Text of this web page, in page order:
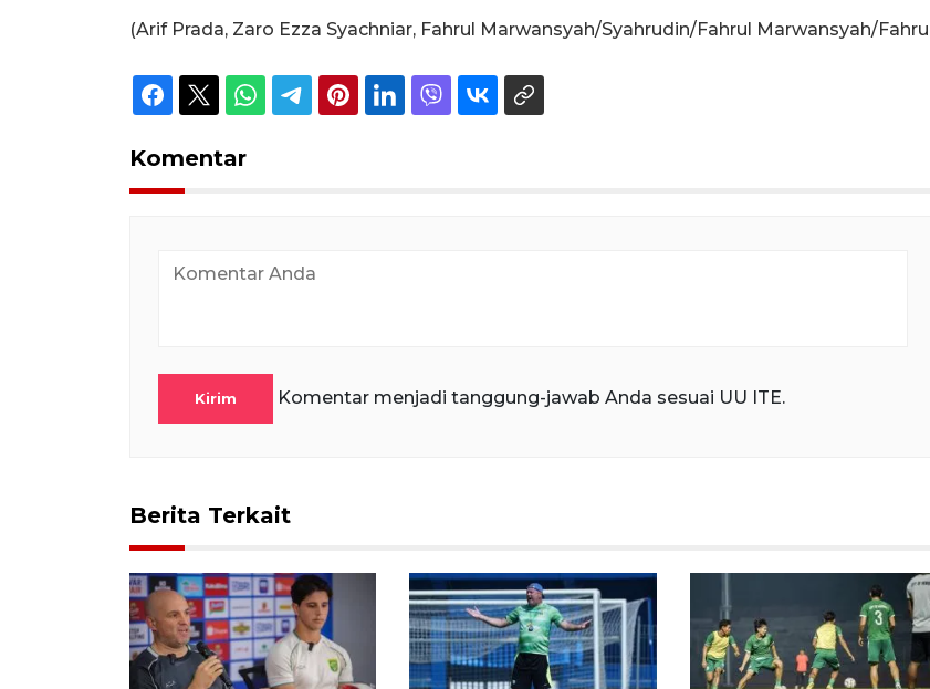
(Arif Prada, Zaro Ezza Syachniar, Fahrul Marwansyah/Syahrudin/Fahrul Marwansyah/
Komentar
Kirim Komentar menjadi tanggung-jawab Anda sesuai UU ITE.
Berita Terkait